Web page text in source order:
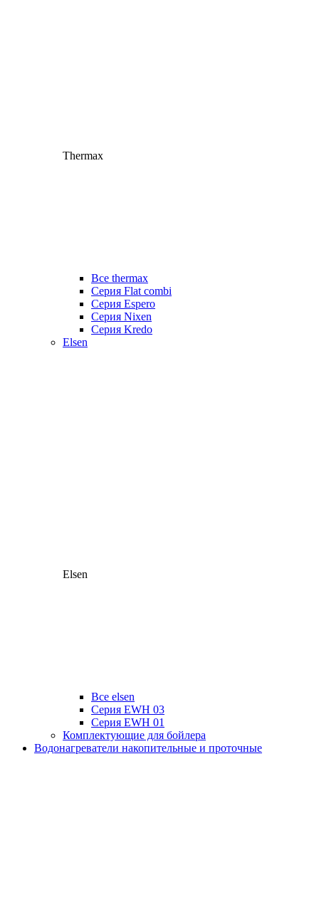
Thermax
Все thermax
Серия Flat combi
Серия Espero
Серия Nixen
Серия Kredo
Elsen
Elsen
Все elsen
Серия EWH 03
Серия EWH 01
Комплектующие для бойлера
Водонагреватели накопительные и проточные